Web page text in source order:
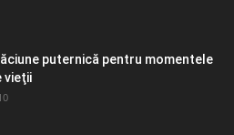
puternică pentru momentele
vieţii